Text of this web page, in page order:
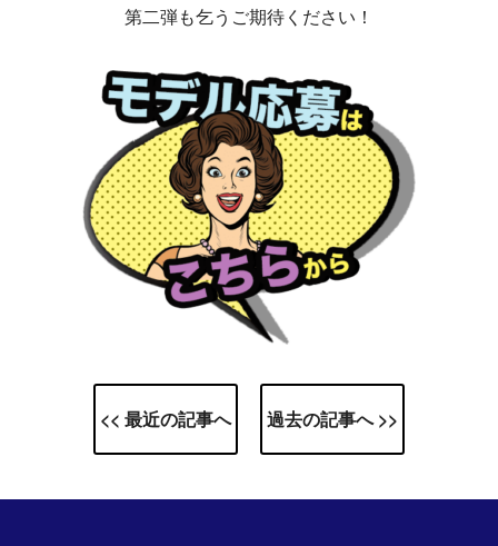
第二弾も乞うご期待ください！
<< 最近の記事へ 過去の記事へ >>